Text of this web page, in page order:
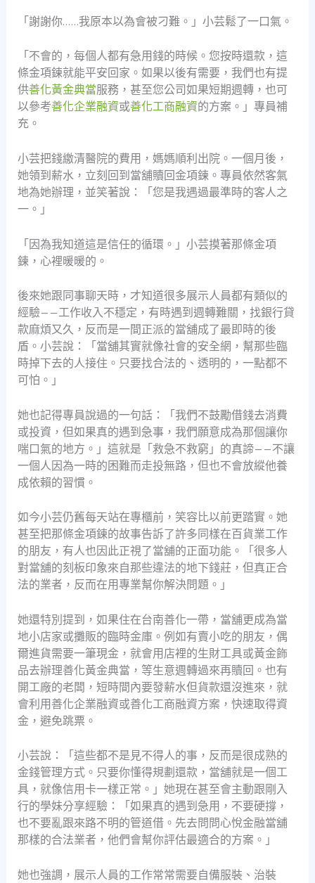
「謝謝你……我原本以為會被刁難。」小芸鬆了一口氣。
「不會的，每個人都有急用錢的時候。您按時還款，這
條金項鍊就能平安回家。如果以後有需要，我們也有提
供善化黃金典當服務，甚至您公司如果短期週轉，也可
以參考善化企業融資或善化工商融資的方案。」專員補
充。
小芸把錢繳清醫院的費用，媽媽順利出院。一個月後，
她領到薪水，立刻回到當舖贖回金項鍊。專員依然客氣
地為她辦理，並笑著說：「您是我遇過最準時的客人之
一。」
「因為我知道這是信任的循環。」小芸摸著那條金項
鍊，心裡暖暖的。
後來她跟同事聊天時，才知道很多展示人員都有類似的
經驗——工作收入不穩定，有時遇到週轉難關，找銀行貸
款麻煩又久，反而是一間正派的當舖成了最即時的後
盾。小芸說：「當舖其實就像社會的安全網，幫那些臨
時掉下去的人接住。只要找合法的、透明的，一點都不
可怕。」
她也記得專員說過的一句話：「我們不鼓勵借錢去消費
或投資，但如果真的遇到急事，我們願意成為那個讓你
喘口氣的地方。」這就是「救急不救窮」的真諦——不讓
一個人因為一時的困難而走投無路，但也不會放縱他養
成依賴的習慣。
如今小芸仍舊每天站在專櫃前，笑容比以前更踏實。她
甚至把那條金項鍊的故事告訴了許多同樣在百貨業工作
的朋友，有人也因此正視了當舖的正面功能。「很多人
對當舖的刻板印象來自那些違法的地下錢莊，但真正合
法的業者，反而在用專業幫你解決問題。」
她還特別提到，如果住在台南善化一帶，當舖更成為當
地小店家或攤販的臨時金庫。例如有賣小吃的朋友，偶
爾進貨需要一筆現金，就會用店裡的生財工具或黃金飾
品去辦理善化黃金典當，等生意週轉過來再贖回。也有
開工廠的老闆，短時間內要發薪水但貨款還沒進來，就
會利用善化企業融資或善化工商融資方案，快速取得資
金，避免跳票。
小芸說：「這些都不是見不得人的事，反而是很成熟的
金錢管理方式。只要你懂得規劃還款，當舖就是一個工
具，就像信用卡一樣正常。」她現在甚至會主動跟剛入
行的學妹分享經驗：「如果真的遇到急用，不要硬撐，
也不要亂跟來路不明的管道借。先去問問心悅金融當舖
那樣的合法業者，他們會幫你評估最適合的方案。」
她也強調，展示人員的工作常常需要自備服裝、治裝